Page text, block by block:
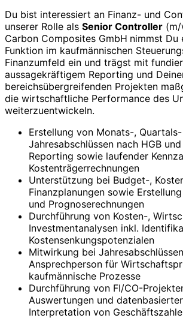
Du bist interessiert an Finanz- und
unserer Rolle als Senior Controller
Carbon Composites GmbH nimmst Du
Funktion im kaufmännischen
Finanzumfeld ein und trägst mit
aussagekräftigem Reporting und
bereichsübergreifenden Projekten
die wirtschaftliche Performance des
weiterzuentwickeln.
Erstellung von Monats-,
Jahresabschlüssen nach HGB und
Reporting sowie laufender
Kostenträgerrechnungen
Unterstützung bei Budget-,
Finanzplanungen sowie
und Prognoserechnungen
Durchführung von Kosten-,
Investmentanalysen inkl.
Kostensenkungspotenzialen
Mitwirkung bei
Ansprechperson für
kaufmännische Prozesse
Durchführung von FI/CO-
Auswertungen und
Interpretation von